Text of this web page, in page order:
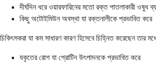
দীর্ঘদিন ধরে ওয়ারফারিনের মতো রক্ত পাতলাকারী ওষুধ
কিছু অটোইমিউন অবস্থা যা রক্তনালীকে প্রভাবিত করে
চিকিৎসকরা যা কম সাধারণ কারণ হিসেবে চিহ্নিত করেছেন তার
যকৃতের রোগ যা প্রোটিন উৎপাদনকে প্রভাবিত করে